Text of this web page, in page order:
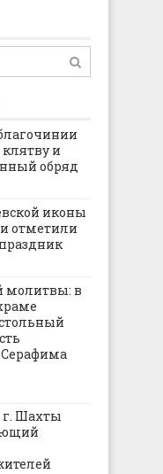
и
обряд
иконы
отметили
молитвы: в
Серафима
г. Шахты